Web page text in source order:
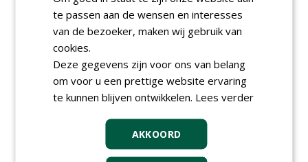
te passen aan de wensen en interesses
van de bezoeker, maken wij gebruik van
cookies.
Deze gegevens zijn voor ons van belang
om voor u een prettige website ervaring
te kunnen blijven ontwikkelen. Lees verder
AKKOORD